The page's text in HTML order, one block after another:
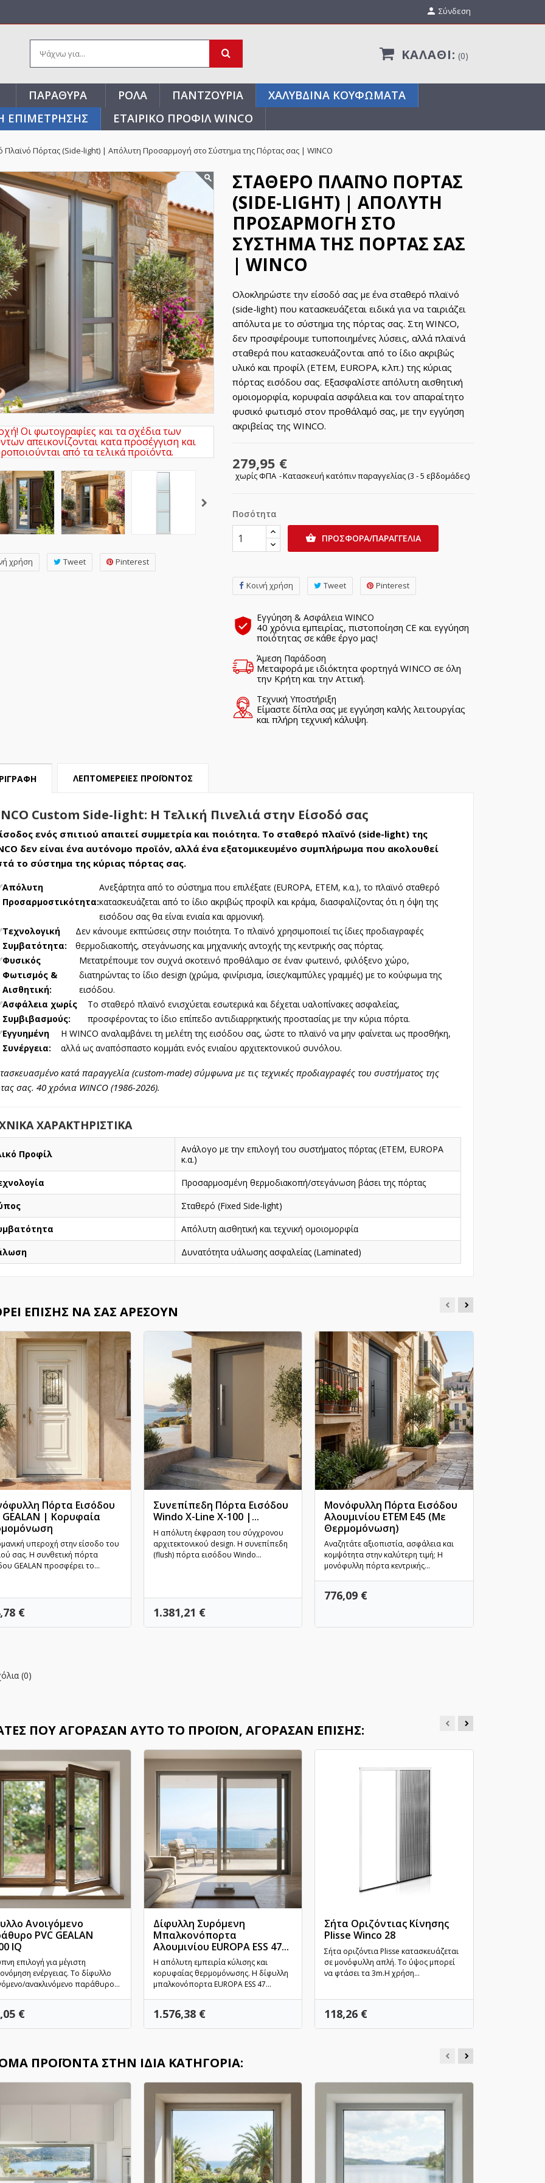
 Σύνδεση
ΚΑΛΆΘΙ: 0
ΠΑΡΆΘΥΡΑ ΡΟΛΆ ΠΑΝΤΖΟΎΡΙΑ
ΧΑΛΎΒΔΙΝΑ ΚΟΥΦΏΜΑΤΑ
ΕΠΙΜΕΤΡΗΣΗΣ ΕΤΑΙΡΙΚΌ ΠΡΟΦΊΛ WINCO
Πλαϊνό Πόρτας (Side-light) | Απόλυτη Προσαρμογή στο Σύστημα της Πόρτας σας | WINCO
Οι φωτογραφίες και τα σχέδια των
απεικονίζονται κατα προσέγγιση και
από τα τελικά προϊόντα.
χρήση Tweet Pinterest
ΣΤΑΘΕΡΌ ΠΛΑΪΝΌ ΠΌΡΤΑΣ
(SIDE-LIGHT) | ΑΠΌΛΥΤΗ
ΠΡΟΣΑΡΜΟΓΉ ΣΤΟ
ΣΎΣΤΗΜΑ ΤΗΣ ΠΌΡΤΑΣ ΣΑΣ
| WINCO
Ολοκληρώστε την είσοδό σας με ένα σταθερό πλαϊνό
(side-light) που κατασκευάζεται ειδικά για να ταιριάζει
απόλυτα με το σύστημα της πόρτας σας. Στη WINCO,
δεν προσφέρουμε τυποποιημένες λύσεις, αλλά πλαϊνά
σταθερά που κατασκευάζονται από το ίδιο ακριβώς
υλικό και προφίλ (ETEM, EUROPA, κ.λπ.) της κύριας
πόρτας εισόδου σας. Εξασφαλίστε απόλυτη αισθητική
ομοιομορφία, κορυφαία ασφάλεια και τον απαραίτητο
φυσικό φωτισμό στον προθάλαμό σας, με την εγγύηση
ακριβείας της WINCO.
279,95 €
χωρίς ΦΠΑ Κατασκευή κατόπιν παραγγελίας (3 - 5 εβδομάδες)
Ποσότητα
 ΠΡΟΣΦΟΡΑ/ΠΑΡΑΓΓΕΛΙΑ
Κοινή χρήση Tweet Pinterest
Εγγύηση & Ασφάλεια WINCO
40 χρόνια εμπειρίας, πιστοποίηση CE και εγγύηση
ποιότητας σε κάθε έργο μας!
Άμεση Παράδοση
Μεταφορά με ιδιόκτητα φορτηγά WINCO σε όλη
την Κρήτη και την Αττική.
Τεχνική Υποστήριξη
Είμαστε δίπλα σας με εγγύηση καλής λειτουργίας
και πλήρη τεχνική κάλυψη.
ΛΕΠΤΟΜΈΡΕΙΕΣ ΠΡΟΪΌΝΤΟΣ
Custom Side-light: Η Τελική Πινελιά στην Είσοδό σας
ενός σπιτιού απαιτεί συμμετρία και ποιότητα. Το σταθερό πλαϊνό (side-light) της
δεν είναι ένα αυτόνομο προϊόν, αλλά ένα εξατομικευμένο συμπλήρωμα που ακολουθεί
το σύστημα της κύριας πόρτας σας.
Απόλυτη
Προσαρμοστικότητα:
Ανεξάρτητα από το σύστημα που επιλέξατε (EUROPA, ETEM, κ.α.), το πλαϊνό σταθερό
κατασκευάζεται από το ίδιο ακριβώς προφίλ και κράμα, διασφαλίζοντας ότι η όψη της
εισόδου σας θα είναι ενιαία και αρμονική.
Τεχνολογική
Συμβατότητα:
Δεν κάνουμε εκπτώσεις στην ποιότητα. Το πλαϊνό χρησιμοποιεί τις ίδιες προδιαγραφές
θερμοδιακοπής, στεγάνωσης και μηχανικής αντοχής της κεντρικής σας πόρτας.
Φυσικός
Φωτισμός &
Αισθητική:
Μετατρέπουμε τον συχνά σκοτεινό προθάλαμο σε έναν φωτεινό, φιλόξενο χώρο,
διατηρώντας το ίδιο design (χρώμα, φινίρισμα, ίσιες/καμπύλες γραμμές) με το κούφωμα της
εισόδου.
Ασφάλεια χωρίς
Συμβιβασμούς:
Το σταθερό πλαϊνό ενισχύεται εσωτερικά και δέχεται υαλοπίνακες ασφαλείας,
προσφέροντας το ίδιο επίπεδο αντιδιαρρηκτικής προστασίας με την κύρια πόρτα.
Εγγυημένη
Συνέργεια:
Η WINCO αναλαμβάνει τη μελέτη της εισόδου σας, ώστε το πλαϊνό να μην φαίνεται ως προσθήκη,
αλλά ως αναπόσπαστο κομμάτι ενός ενιαίου αρχιτεκτονικού συνόλου.
κατά παραγγελία (custom-made) σύμφωνα με τις τεχνικές προδιαγραφές του συστήματος της
σας. 40 χρόνια WINCO (1986-2026).
ΧΑΡΑΚΤΗΡΙΣΤΙΚΑ
Προφίλ
Ανάλογο με την επιλογή του συστήματος πόρτας (ETEM, EUROPA
κ.α.)
Προσαρμοσμένη θερμοδιακοπή/στεγάνωση βάσει της πόρτας
Σταθερό (Fixed Side-light)
Απόλυτη αισθητική και τεχνική ομοιομορφία
Δυνατότητα υάλωσης ασφαλείας (Laminated)
ΕΠΊΣΗΣ ΝΑ ΣΑΣ ΑΡΈΣΟΥΝ
Γρήγορη προβολή
Πόρτα Εισόδου
GEALAN | Κορυφαία
υπεροχή στην είσοδο του
σας. Η συνθετική πόρτα
GEALAN προσφέρει το...
€
Γρήγορη προβολή
Συνεπίπεδη Πόρτα Εισόδου
Windo X-Line X-100 |...
Η απόλυτη έκφραση του σύγχρονου
αρχιτεκτονικού design. Η συνεπίπεδη
(flush) πόρτα εισόδου Windo...
Τιμή
1.381,21 €
Γρήγορη προβολή
Μονόφυλλη Πόρτα Εισόδου
Αλουμινίου ETEM E45 (Με
Θερμομόνωση)
Αναζητάτε αξιοπιστία, ασφάλεια και
κομψότητα στην καλύτερη τιμή; Η
μονόφυλλη πόρτα κεντρικής...
Τιμή
776,09 €
(0)
ΠΟΥ ΑΓΌΡΑΣΑΝ ΑΥΤΌ ΤΟ ΠΡΟΪΌΝ, ΑΓΌΡΑΣΑΝ ΕΠΊΣΗΣ:
Γρήγορη προβολή
Ανοιγόμενο
PVC GEALAN
IQ
επιλογή για μέγιστη
ενέργειας. Το δίφυλλο
ανακλινόμενο παράθυρο...
€
Γρήγορη προβολή
Δίφυλλη Συρόμενη
Μπαλκονόπορτα
Αλουμινίου EUROPA ESS 47...
Η απόλυτη εμπειρία κύλισης και
κορυφαίας θερμομόνωσης. Η δίφυλλη
μπαλκονόπορτα EUROPA ESS 47...
Τιμή
1.576,38 €
Σήτα Οριζόντιας Κίνησης
Plisse Winco 28
Σήτα οριζόντια Plisse κατασκευάζεται
σε μονόφυλλη απλή. Το ύψος μπορεί
να φτάσει τα 3m.Η χρήση...
Τιμή
118,26 €
ΠΡΟΪΌΝΤΑ ΣΤΗΝ ΊΔΙΑ ΚΑΤΗΓΟΡΊΑ: